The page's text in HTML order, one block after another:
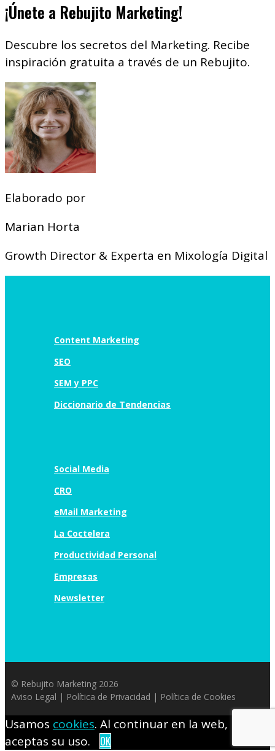
¡Únete a Rebujito Marketing!
Descubre los secretos del Marketing. Recibe
inspiración gratuita a través de un Rebujito.
Elaborado por
Marian Horta
Growth Director & Experta en Mixología Digital
Content Marketing
SEO
SEM y PPC
Diccionario de Tendencias
Social Media
CRO
eMail Marketing
La Coctelera
Productividad Personal
Empresas
Newsletter
© Rebujito Marketing 2026
Aviso Legal | Política de Privacidad | Política de Cookies
Usamos cookies. Al continuar en la web,
aceptas su uso.
OK